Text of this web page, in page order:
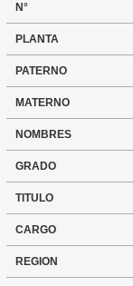
N°
PLANTA
PATERNO
MATERNO
NOMBRES
GRADO
TITULO
CARGO
REGION